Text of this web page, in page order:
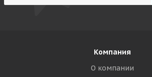
Компания
О компании